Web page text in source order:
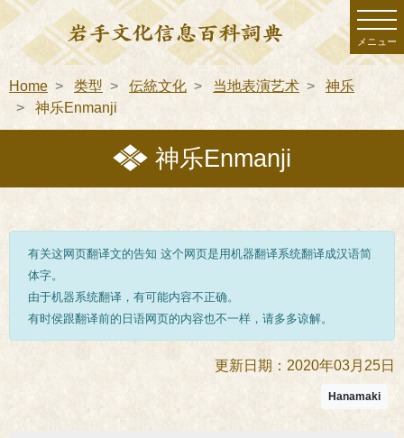
メニュー
Home 类型 伝統文化 当地表演艺术
神乐
神乐Enmanji
神乐Enmanji
有关这网页翻译文的告知 这个网页是用机器翻译系统翻译成汉语简
体字。
由于机器系统翻译，有可能内容不正确。
有时侯跟翻译前的日语网页的内容也不一样，请多多谅解。
更新日期：2020年03月25日
Hanamaki